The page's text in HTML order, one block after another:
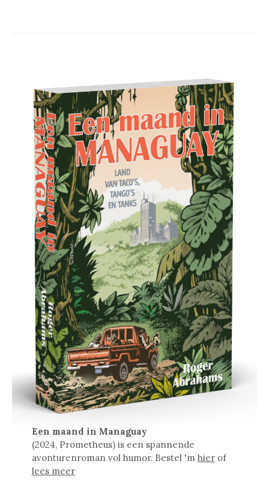
Een maand in Managuay
(2024, Prometheus) is een spannende
avonturenroman vol humor. Bestel 'm hierof
lees meer